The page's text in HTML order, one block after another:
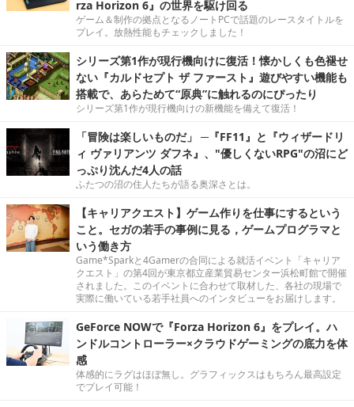
rza Horizon 6』の世界を駆け回る
ゲーム＆制作の拠点となるノートPCで話題のレースタイトルを
プレイ。放熱性能もチェックしました！
シリーズ第1作が現行機向けに復活！懐かしくも色褪せ
ない『カルドセプト ザ ファースト』遊びやすい機能も
搭載で、あらためて“原典”に触れるのにぴったり
シリーズ第1作が現行機向けの新機能を備えて復活！
「冒険は楽しいものだ」 ─『FF11』と『ウィザードリ
ィ ヴァリアンツ ダフネ』、"優しくないRPG"の沼にど
っぷり沈んだ4人の話
ふたつの沼の住人たちが語る奥深さとは。
【キャリアクエスト】ゲーム作りを仕事にするという
こと。セガの若手の事例に見る，ゲームプログラマと
いう働き方
Game*Sparkと4Gamerの合同による就活イベント「キャリア
クエスト」の第4回が東京都立産業貿易センター浜松町館で開催
されました。このイベントに合わせて取材した、各社の現場で
実際に働いている若手社員へのインタビューをお届けします。
GeForce NOWで『Forza Horizon 6』をプレイ。ハ
ンドルコントローラー×クラウドゲーミングの底力を体
感
体感的にラグはほぼ無し。グラフィックスはもちろん最高設定
でプレイ可能！